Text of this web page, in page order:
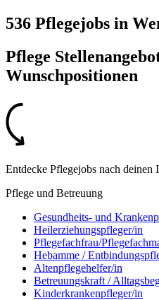
536 Pflegejobs in
Pflege
Wunschpositionen
Entdecke Pflegejobs nach deinen
Pflege und Betreuung
Gesundheits- und
Heilerziehungspfleger/in
Pflegefachfrau/
Hebamme /
Altenpflegehelfer/in
Betreuungskraft /
Kinderkrankenpfleger/in